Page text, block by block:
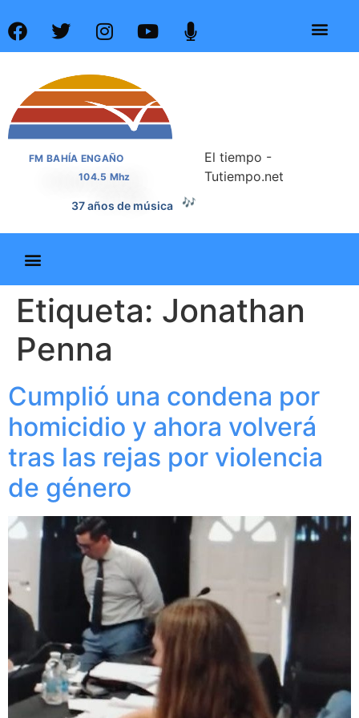
FM BAHÍA ENGAÑO
104.5 Mhz
37 años de música 🎶
El tiempo -
Tutiempo.net
Etiqueta: Jonathan
Penna
Cumplió una condena por
homicidio y ahora volverá
tras las rejas por violencia
de género